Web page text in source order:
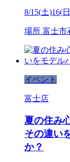
8/15(土)16(
場所 富士市
イベント
富士店
夏の住み
その違い
か？